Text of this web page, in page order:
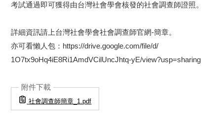
考試通過即可獲得由台灣社會學會核發的社會調查師證照。
詳細資訊請上台灣社會學會社會調查師官網-簡章。
亦可看懶人包： https://drive.google.com/file/d/
1O7tx9oHq4iE8Ri1AmdVCilUncJhtq-yE/view?usp=sharing
附件下載
社會調查師簡章_1.pdf